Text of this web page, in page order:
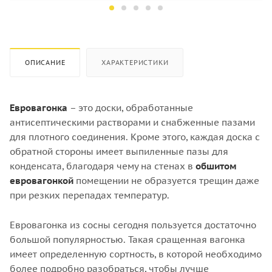
ОПИСАНИЕ ХАРАКТЕРИСТИКИ
Евровагонка – это доски, обработанные
антисептическими растворами и снабженные пазами
для плотного соединения. Кроме этого, каждая доска с
обратной стороны имеет выпиленные пазы для
конденсата, благодаря чему на стенах в обшитом
евровагонкой помещении не образуется трещин даже
при резких перепадах температур.
Евровагонка из сосны сегодня пользуется достаточно
большой популярностью. Такая сращенная вагонка
имеет определенную сортность, в которой необходимо
более подробно разобраться, чтобы лучше